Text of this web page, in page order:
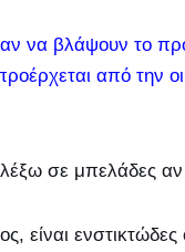
να βλάψουν το
από την
σε μπελάδες
είναι ενστικτώδες